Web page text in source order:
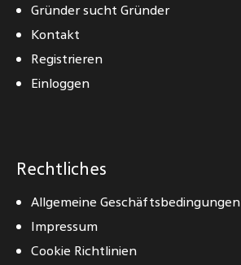
Gründer sucht Gründer
Kontakt
Registrieren
Einloggen
Rechtliches
Allgemeine Geschäftsbedingungen
Impressum
Cookie Richtlinien